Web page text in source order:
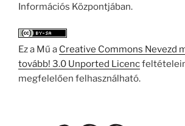
Információs Központjában.
Ez a Mű a Creative Commons Nevezd
tovább! 3.0 Unported Licenc
megfelelően felhasználható.